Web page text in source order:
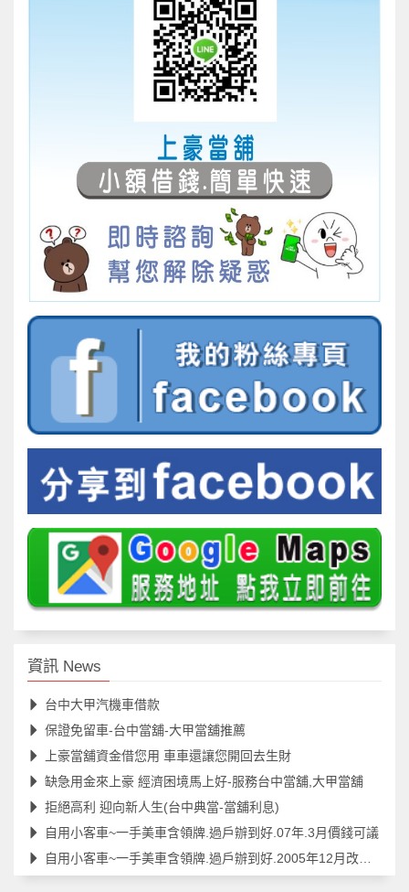
資訊 News
台中大甲汽機車借款
保證免留車-台中當舖-大甲當舖推薦
上豪當舖資金借您用 車車還讓您開回去生財
缺急用金來上豪 經濟困境馬上好-服務台中當舖,大甲當舖
拒絕高利 迎向新人生(台中典當-當舖利息)
自用小客車~一手美車含領牌.過戶辦到好.07年.3月價錢可議
自用小客車~一手美車含領牌.過戶辦到好.2005年12月改款過.價錢可議